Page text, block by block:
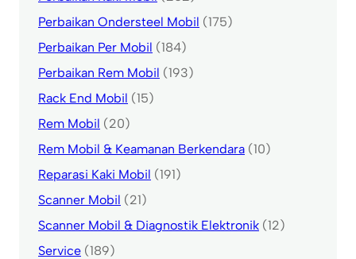
Perbaikan Ondersteel Mobil (175)
Perbaikan Per Mobil (184)
Perbaikan Rem Mobil (193)
Rack End Mobil (15)
Rem Mobil (20)
Rem Mobil & Keamanan Berkendara (10)
Reparasi Kaki Mobil (191)
Scanner Mobil (21)
Scanner Mobil & Diagnostik Elektronik (12)
Service (189)